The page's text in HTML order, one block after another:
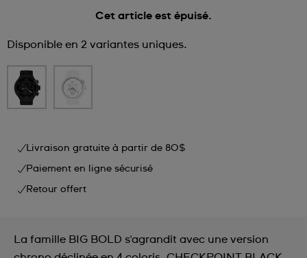
Cet article est épuisé.
Disponible en 2 variantes uniques.
Livraison gratuite à partir de 80$
Paiement en ligne sécurisé
Retour offert
La famille BIG BOLD s'agrandit avec une version